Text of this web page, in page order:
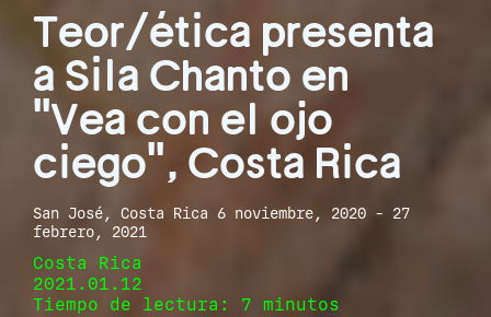
Teor/ética presenta
a Sila Chanto en
"Vea con el ojo
ciego", Costa Rica
San José, Costa Rica 6 noviembre, 2020 - 27
febrero, 2021
Costa Rica
2021.01.12
Tiempo de lectura: 7 minutos